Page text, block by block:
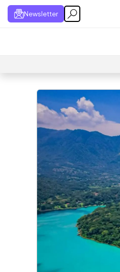
Newsletter